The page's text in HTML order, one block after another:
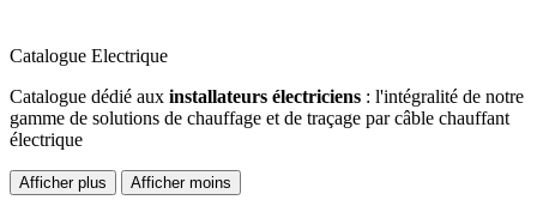
Catalogue Electrique
Catalogue dédié aux installateurs électriciens : l'intégralité de notre
gamme de solutions de chauffage et de traçage par câble chauffant
électrique
Afficher plus Afficher moins